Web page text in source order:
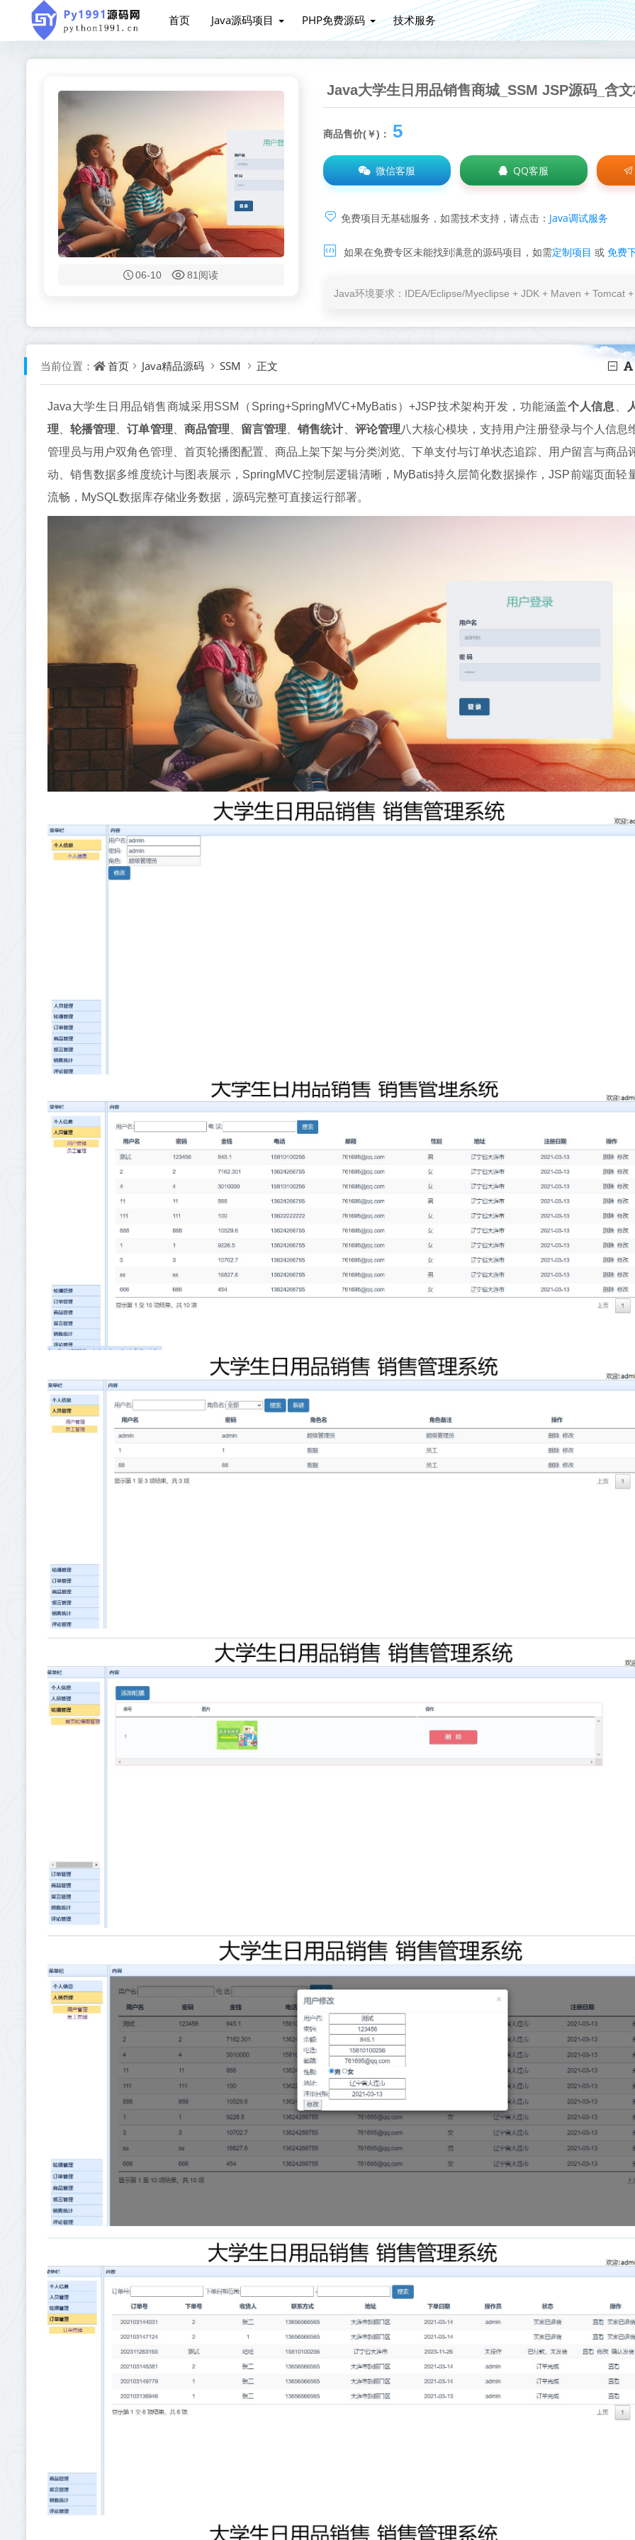
首页 Java源码项目 PHP免费源码 技术服务
06-10 81阅读
Java大学生日用品销售商城_SSM JSP源码_含
商品售价(￥)： 5
微信客服 QQ客服
免费项目无基础服务，如需技术支持，请点击： Java调试服务
如果在免费专区未能找到满意的源码项目，如需定制项目 或 免费
Java环境要求：IDEA/Eclipse/Myeclipse + JDK + Maven + Tomcat
当前位置： 首页 Java精品源码 SSM 正文
Java大学生日用品销售商城采用SSM（Spring+SpringMVC+MyBatis）+JSP技术架构开发，功能涵盖个人信息
理 、轮播管理 、订单管理 商品管理 留言管理 、销售统计、 评论管理 八大核心模块，支持用户注册登录与个人信息
管理员与用户双角色管理、首页轮播图配置、商品上架下架与分类浏览、下单支付与订单状态追踪、用户留言与商品
动、销售数据多维度统计与图表展示，SpringMVC控制层逻辑清晰，MyBatis持久层简化数据操作，JSP前端页面轻
流畅，MySQL数据库存储业务数据，源码完整可直接运行部署。